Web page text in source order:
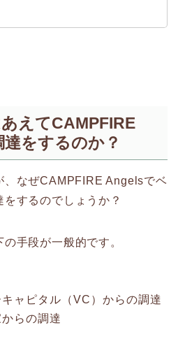
えてCAMPFIRE
をするのか？
、なぜCAMPFIRE Angelsでベ
するのでしょうか？
手段が一般的です。
ャピタル（VC）からの調達
らの調達